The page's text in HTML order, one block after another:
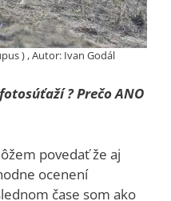
) , Autor: Ivan Godál
? Prečo ANO
povedať že aj
ocenení
čase som ako